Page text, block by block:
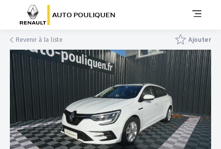
AUTO POULIQUEN
Revenir à la liste Ajouter